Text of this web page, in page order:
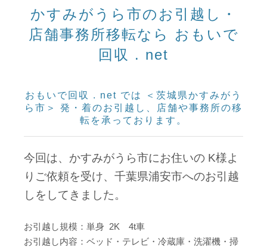
かすみがうら市のお引越し・
店舗事務所移転なら おもいで
回収 . net
おもいで回収 . net では ＜茨城県かすみがう
ら市＞ 発・着のお引越し、店舗や事務所の移
転を承っております。
今回は、かすみがうら市にお住いの K様よ
りご依頼を受け、千葉県浦安市へのお引越
しをしてきました。
お引越し規模：単身 2K 4t車
お引越し内容：ベッド・テレビ・冷蔵庫・洗濯機・掃